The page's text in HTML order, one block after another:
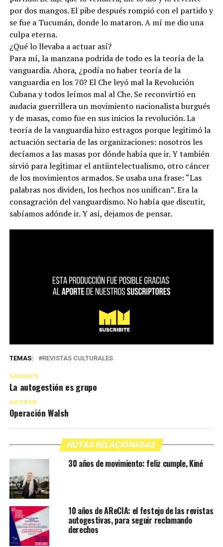
por dos mangos. El pibe después rompió con el partido y
se fue a Tucumán, donde lo mataron. A mí me dio una
culpa eterna.
¿Qué lo llevaba a actuar así?
Para mí, la manzana podrida de todo es la teoría de la
vanguardia. Ahora, ¿podía no haber teoría de la
vanguardia en los 70? El Che leyó mal la Revolución
Cubana y todos leímos mal al Che. Se reconvirtió en
audacia guerrillera un movimiento nacionalista burgués
y de masas, como fue en sus inicios la revolución. La
teoría de la vanguardia hizo estragos porque legitimó la
actuación sectaria de las organizaciones: nosotros les
decíamos a las masas por dónde había que ir. Y también
sirvió para legitimar el antiintelectualismo, otro cáncer
de los movimientos armados. Se usaba una frase: “Las
palabras nos dividen, los hechos nos unifican”. Era la
consagración del vanguardismo. No había que discutir,
sabíamos adónde ir. Y así, dejamos de pensar.
TEMAS: REVISTAS CULTURALES
SIGUIENTE
La autogestión es grupo
ANTERIOR
Operación Walsh
NOTAS RELACIONADAS
30 años de movimiento: feliz cumple, Kiné
10 años de AReCIA: el festejo de las revistas
autogestivas, para seguir reclamando
derechos